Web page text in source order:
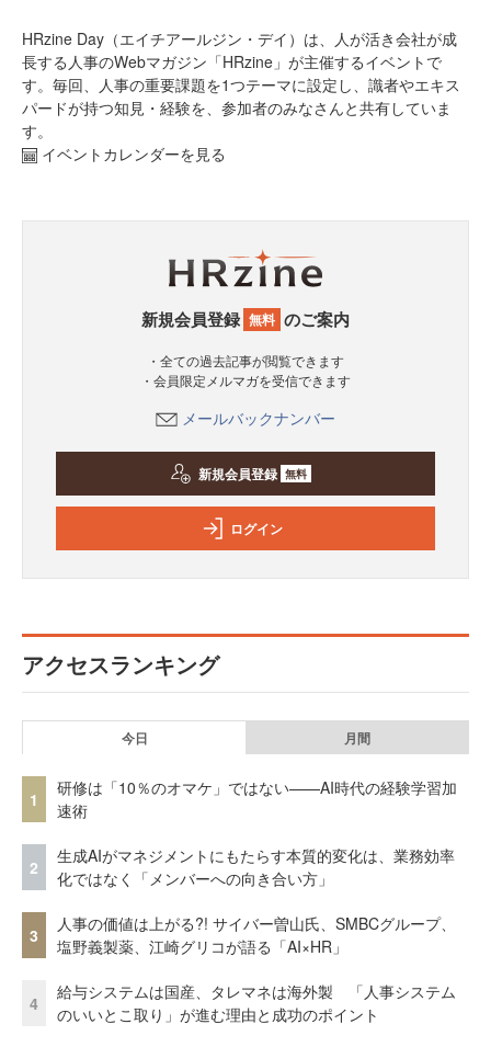
HRzine Day（エイチアールジン・デイ）は、人が活き会社が成
長する人事のWebマガジン「HRzine」が主催するイベントで
す。毎回、人事の重要課題を1つテーマに設定し、識者やエキス
パードが持つ知見・経験を、参加者のみなさんと共有していま
す。
イベントカレンダーを見る
新規会員登録 無料 のご案内
・全ての過去記事が閲覧できます
・会員限定メルマガを受信できます
メールバックナンバー
新規会員登録 無料
ログイン
アクセスランキング
今日 月間
1
研修は「10％のオマケ」ではない——AI時代の経験学習加
速術
2
生成AIがマネジメントにもたらす本質的変化は、業務効率
化ではなく「メンバーへの向き合い方」
3
人事の価値は上がる?! サイバー曽山氏、SMBCグループ、
塩野義製薬、江崎グリコが語る「AI×HR」
4
給与システムは国産、タレマネは海外製 「人事システム
のいいとこ取り」が進む理由と成功のポイント